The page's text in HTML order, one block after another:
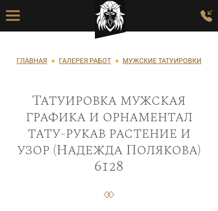
Перейти к основному содержанию
Основная навигация
Строка навигации
ГЛАВНАЯ ГАЛЕРЕЯ РАБОТ МУЖСКИЕ ТАТУИРОВКИ
Татуировка мужская
графика и орнаментал
тату-рукав растение и
узор (Надежда Полякова)
6128